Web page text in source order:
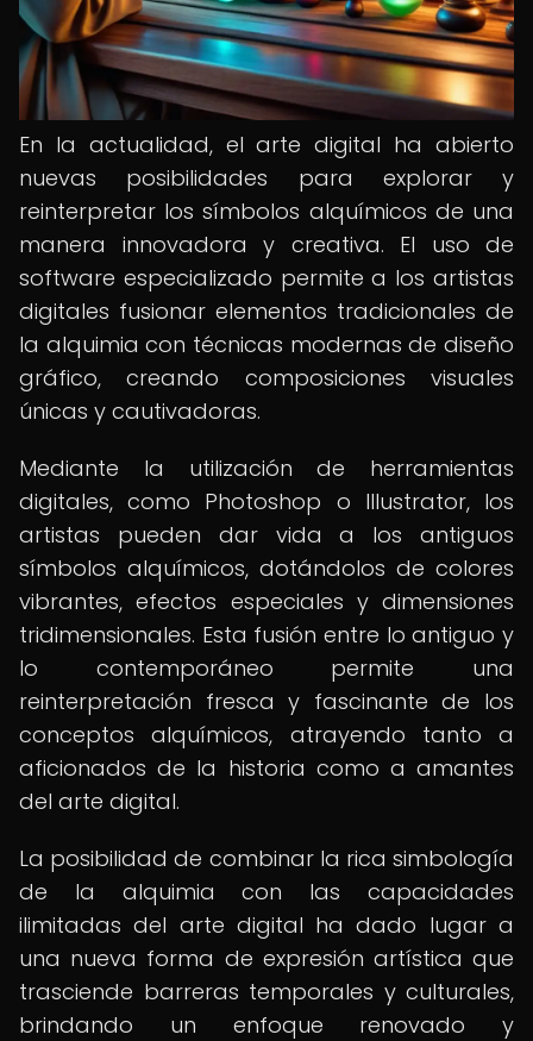
En la actualidad, el arte digital ha abierto
nuevas posibilidades para explorar y
reinterpretar los símbolos alquímicos de una
manera innovadora y creativa. El uso de
software especializado permite a los artistas
digitales fusionar elementos tradicionales de
la alquimia con técnicas modernas de diseño
gráfico, creando composiciones visuales
únicas y cautivadoras.
Mediante la utilización de herramientas
digitales, como Photoshop o Illustrator, los
artistas pueden dar vida a los antiguos
símbolos alquímicos, dotándolos de colores
vibrantes, efectos especiales y dimensiones
tridimensionales. Esta fusión entre lo antiguo y
lo contemporáneo permite una
reinterpretación fresca y fascinante de los
conceptos alquímicos, atrayendo tanto a
aficionados de la historia como a amantes
del arte digital.
La posibilidad de combinar la rica simbología
de la alquimia con las capacidades
ilimitadas del arte digital ha dado lugar a
una nueva forma de expresión artística que
trasciende barreras temporales y culturales,
brindando un enfoque renovado y